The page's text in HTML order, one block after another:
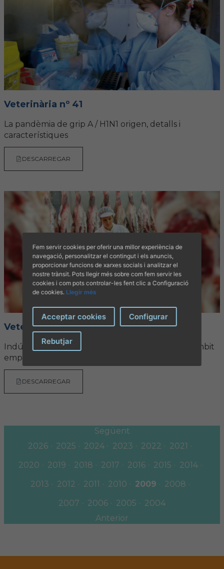
Veterinària nº 41
La pandèmia de grip A / H1N1 origen, detalls i
característiques
DESCARREGAR
Veterinària nº 40
Indústries càrnies, la seguretat alimentària en l’àmbit
empresarial
DESCARREGAR
Següent
2026
2025 2024 2023 2022
2021
2020
2019 2018 2017 2016 2015
2014
2013
2012 2011 2010 2009
2008
2007
2006 2005
2004
Anterior
Fem servir cookies per oferir una millor experiència de
navegació, personalitzar el contingut i els anuncis,
proporcionar funcions de xarxes socials i analitzar el
nostre trànsit. Pots llegir més sobre com fem servir les
cookies i com pots controlar-les fent clic a Configuració
de cookies. Llegir més
Acceptar cookies Configurar
Rebutjar